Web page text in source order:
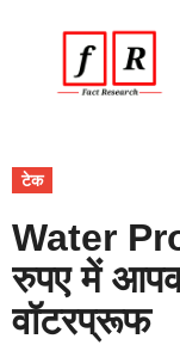
टेक
Water
रुपए में
वॉटरप्रूफ